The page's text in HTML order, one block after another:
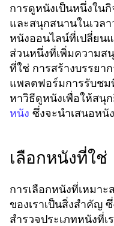
การดูหนังเป็นหนึ่งใน
และสนุกสนานในเวล
หนังออนไลน์ที่เปลี่ยน
ส่วนหนึ่งที่เพิ่มความส
ที่ใช่ การสร้างบรรยา
แพลตฟอร์มการรับช
หาวิธีดูหนังเพื่อให้สนุ
หนัง ซึ่งจะนำเสนอห
เลือกหนังที่ใช่
การเลือกหนังที่เหมา
ของเราเป็นสิ่งสำคัญ
สำรวจประเภทหนังที่